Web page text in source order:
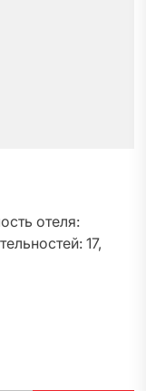
отеля:
17,